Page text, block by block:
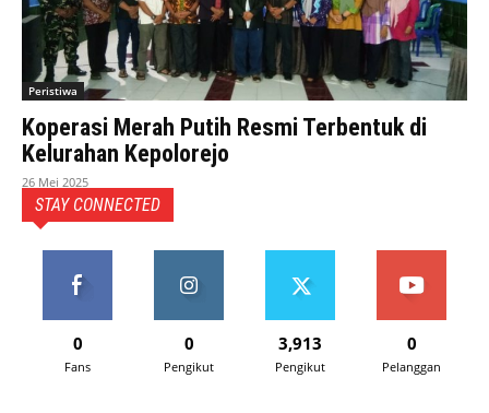
Peristiwa
Koperasi Merah Putih Resmi Terbentuk di
Kelurahan Kepolorejo
26 Mei 2025
STAY CONNECTED
0
Fans
0
Pengikut
3,913
Pengikut
0
Pelanggan